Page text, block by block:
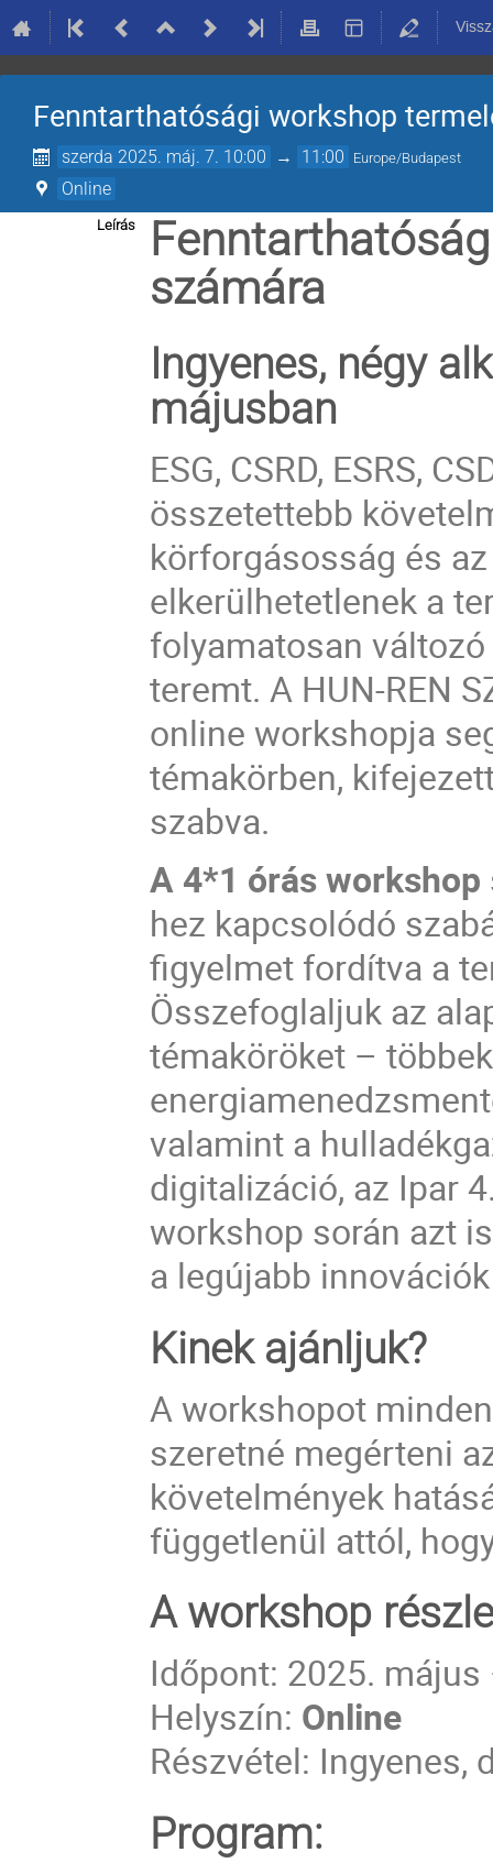
Fenntarthatósági workshop
szerda 2025. máj. 7. 10:00 → 11:00 Europe/Budapest
Online
Leírás
számára
Ingyenes, négy
májusban
ESG, CSRD, ESRS,
összetettebb
körforgásosság és
elkerülhetetlenek a
folyamatosan
teremt. A HUN-REN
online workshopja
témakörben,
szabva.
A 4*1 órás workshop
hez kapcsolódó
figyelmet fordítva a
Összefoglaljuk az
témaköröket –
valamint a
digitalizáció, az Ipar
workshop során azt
a legújabb
Kinek ajánljuk?
A workshopot
szeretné megérteni
követelmények
függetlenül attól,
A workshop
Időpont: 2025.
Helyszín: Online
Részvétel: Ingyenes,
Program: